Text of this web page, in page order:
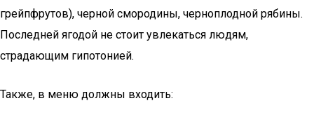
грейпфрутов), черной смородины, черноплодной рябины.
Последней ягодой не стоит увлекаться людям,
страдающим гипотонией.
Также, в меню должны входить: